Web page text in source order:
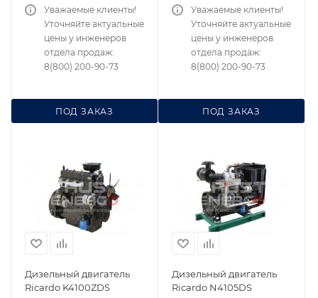
ПОД ЗАКАЗ
Уважаемые клиенты!
Уточняйте актуальные
цены у инженеров
отдела продаж:
8(800) 200-90-73
ПОД ЗАКАЗ
Уважаемые клиенты!
Уточняйте актуальные
цены у инженеров
отдела продаж:
8(800) 200-90-73
Дизельный двигатель
Ricardo K4100ZDS
Дизельный двигатель
Ricardo N4105DS